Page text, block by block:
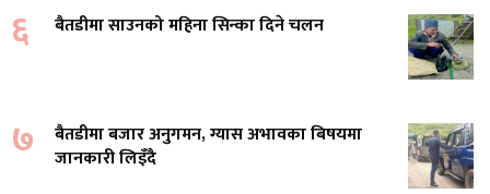
६ बैतडीमा साउनको महिना सिन्का दिने चलन
७
बैतडीमा बजार अनुगमन, ग्यास अभावका बिषयमा
जानकारी लिइँदै